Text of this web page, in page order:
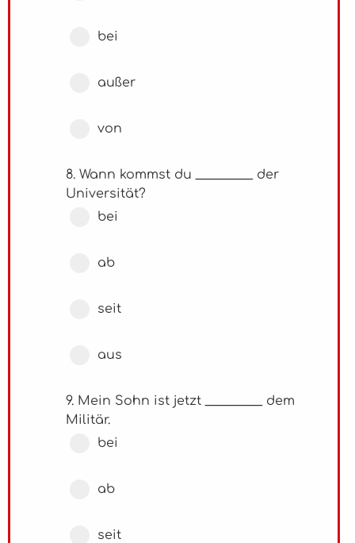
bei
außer
von
8. Wann kommst du _________ der
Universität?
bei
ab
seit
aus
9. Mein Sohn ist jetzt _________ dem
Militär.
bei
ab
seit